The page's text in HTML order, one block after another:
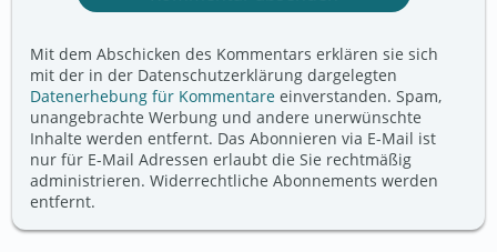
Mit dem Abschicken des Kommentars erklären sie sich
mit der in der Datenschutzerklärung dargelegten
Datenerhebung für Kommentare einverstanden. Spam,
unangebrachte Werbung und andere unerwünschte
Inhalte werden entfernt. Das Abonnieren via E-Mail ist
nur für E-Mail Adressen erlaubt die Sie rechtmäßig
administrieren. Widerrechtliche Abonnements werden
entfernt.